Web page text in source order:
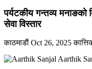
पर्यटकीय गन्तव्य मनाङको
सेवा विस्तार
काठमाडाैं Oct 26, 2025
Aarthik